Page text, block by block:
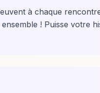
à chaque
! Puisse votre